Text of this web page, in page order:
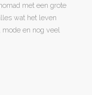
met een grote
wat het leven
mode en nog veel